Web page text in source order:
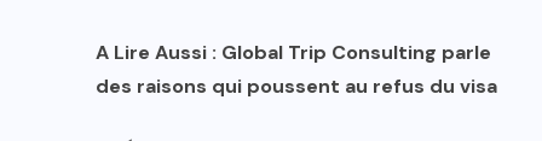
A Lire Aussi : Global Trip Consulting parle
des raisons qui poussent au refus du visa